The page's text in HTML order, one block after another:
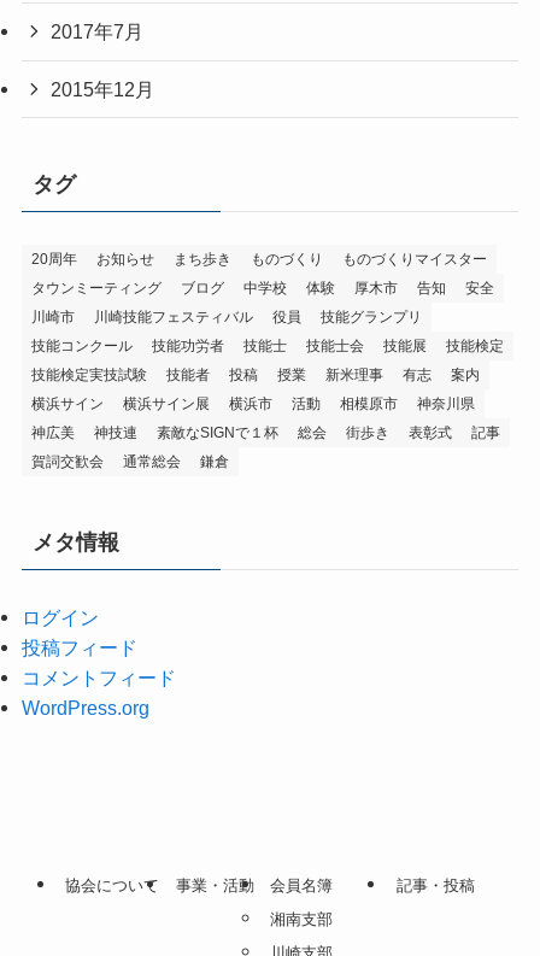
2017年7月
2015年12月
タグ
20周年 お知らせ まち歩き ものづくり
ものづくりマイスター
タウンミーティング
ブログ 中学校 体験 厚木市 告知
安全
川崎市
川崎技能フェスティバル 役員
技能グランプリ
技能コンクール
技能功労者 技能士 技能士会 技能展
技能検定
技能検定実技試験
技能者 投稿 授業 新米理事 有志
案内
横浜サイン
横浜サイン展 横浜市 活動 相模原市
神奈川県
神広美
神技連 素敵なSIGNで１杯 総会 街歩き 表彰式
記事
賀詞交歓会
通常総会 鎌倉
メタ情報
ログイン
投稿フィード
コメントフィード
WordPress.org
協会について 事業・活動
会員名簿
湘南支部
記事・投稿